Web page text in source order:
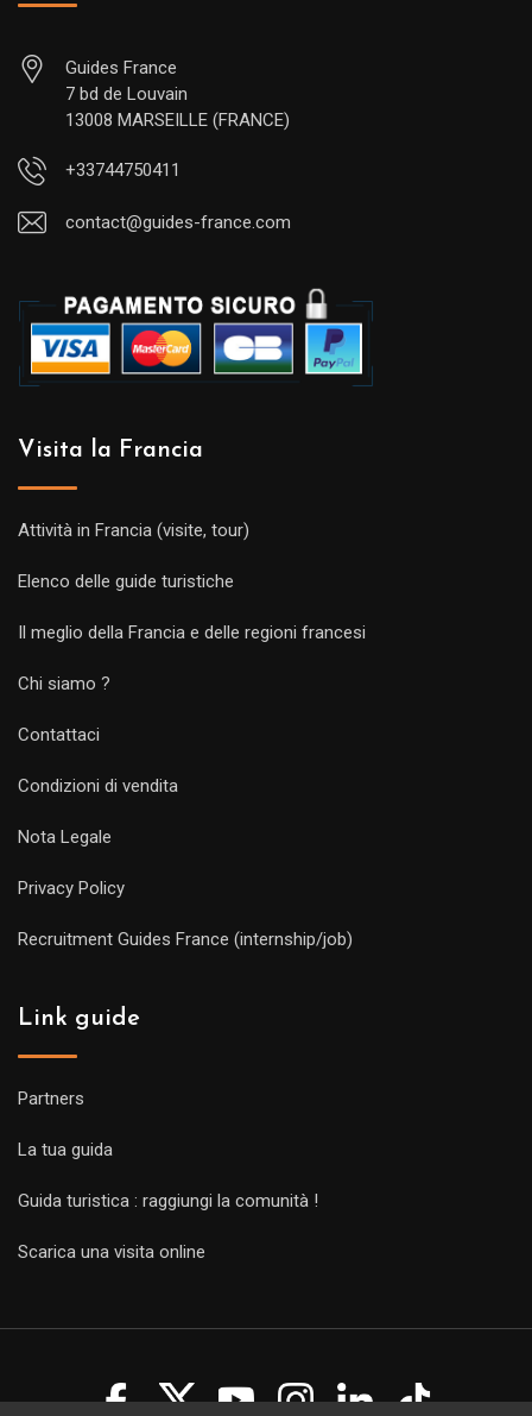
Guides France
7 bd de Louvain
13008 MARSEILLE (FRANCE)
+33744750411
contact@guides-france.com
Visita la Francia
Attività in Francia (visite, tour)
Elenco delle guide turistiche
Il meglio della Francia e delle regioni francesi
Chi siamo ?
Contattaci
Condizioni di vendita
Nota Legale
Privacy Policy
Recruitment Guides France (internship/job)
Link guide
Partners
La tua guida
Guida turistica : raggiungi la comunità !
Scarica una visita online